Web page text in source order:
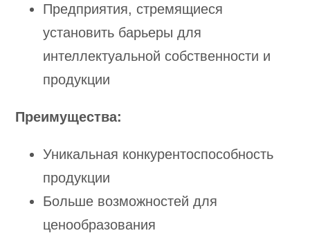
Предприятия, стремящиеся
установить барьеры для
интеллектуальной собственности и
продукции
Преимущества:
Уникальная конкурентоспособность
продукции
Больше возможностей для
ценообразования